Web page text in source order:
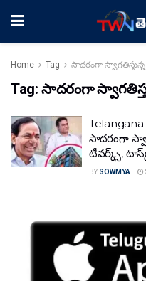
Home Tag సాదరంగా
Tag: సాదరంగా
సాదరంగా
టీవర్క్స్‌,
BY SOWMYA